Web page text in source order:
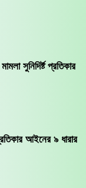
সুনিদির্ষ্ট প্রতিকার
আইনের ৯ ধারার